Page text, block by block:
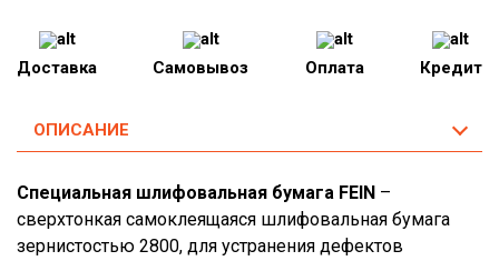
Доставка Самовывоз Оплата Кредит
ОПИСАНИЕ
Специальная шлифовальная бумага FEIN –
сверхтонкая самоклеящаяся шлифовальная бумага
зернистостью 2800, для устранения дефектов